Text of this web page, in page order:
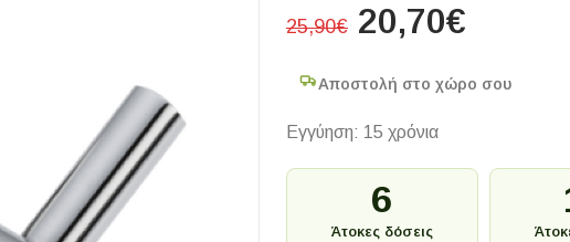
25,90€ 20,70€
Αποστολή στο χώρο σου
Εγγύηση: 15 χρόνια
6
Άτοκες δόσεις